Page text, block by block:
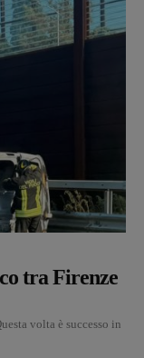
tra Firenze
volta è successo in